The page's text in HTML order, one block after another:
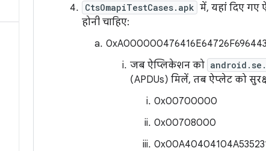
CtsOmapiTestCases.apk में, यहां दिए
होनी चाहिए:
जब ऐप्लिकेशन को
(APDUs) मिलें, तब ऐप्लेट को
0x00700000
0x00708000